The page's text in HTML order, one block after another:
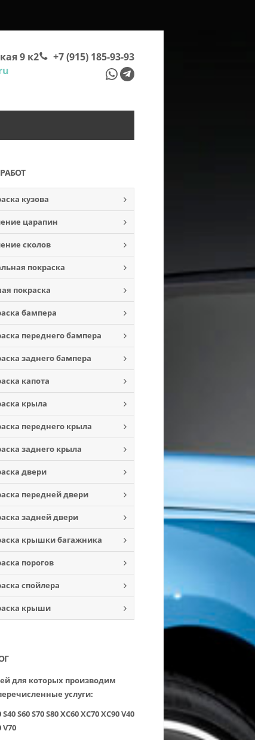
+7 (915) 185-93-93
9 к2
кузова
царапин
сколов
покраска
покраска
бампера
переднего бампера
заднего бампера
капота
крыла
переднего крыла
заднего крыла
двери
передней двери
задней двери
крышки багажника
порогов
спойлера
крыши
для которых производим
услуги:
S40S60S70S80XC60XC70XC90V40
V70